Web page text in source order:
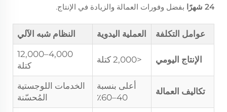
24 شهرًا بفضل وفورات العمالة والزيادة في الإنتاج.
عوامل التكلفة العملية اليدوية النظام شبه الآلي
الإنتاج اليومي <2,000 كتلة
4,000–12,000
كتلة
تكاليف العمالة
أعلى بنسبة
40–60٪
الخدمات اللوجستية
المُحسّنة